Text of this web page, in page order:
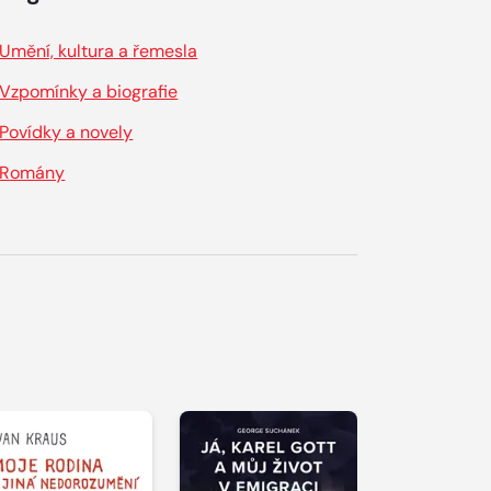
Umění, kultura a řemesla
Vzpomínky a biografie
Povídky a novely
Romány